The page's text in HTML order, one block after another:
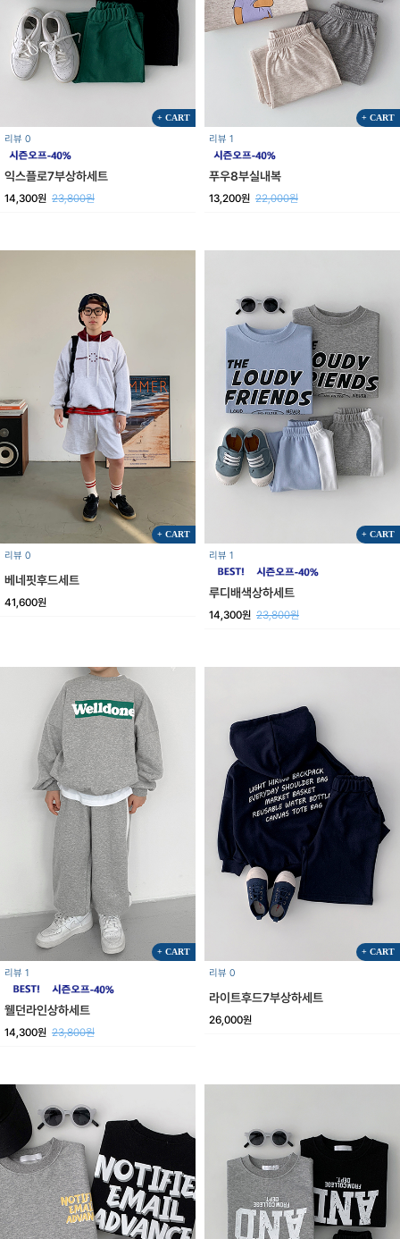
+ CART
리뷰 0
익스플로7부상하세트
14,300원 23,800원
+ CART
리뷰 1
푸우8부실내복
13,200원 22,000원
+ CART
리뷰 0
베네핏후드세트
41,600원
+ CART
리뷰 1
루디배색상하세트
14,300원 23,800원
+ CART
리뷰 1
웰던라인상하세트
14,300원 23,800원
+ CART
리뷰 0
라이트후드7부상하세트
26,000원